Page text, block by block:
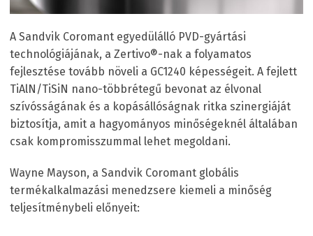
A Sandvik Coromant egyedülálló PVD-gyártási
technológiájának, a Zertivo®-nak a folyamatos
fejlesztése tovább növeli a GC1240 képességeit. A fejlett
TiAlN/TiSiN nano-többrétegű bevonat az élvonal
szívósságának és a kopásállóságnak ritka szinergiáját
biztosítja, amit a hagyományos minőségeknél általában
csak kompromisszummal lehet megoldani.
Wayne Mayson, a Sandvik Coromant globális
termékalkalmazási menedzsere kiemeli a minőség
teljesítménybeli előnyeit: